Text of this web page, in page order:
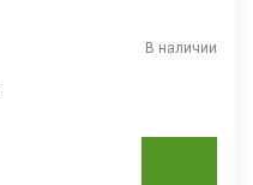
В наличии